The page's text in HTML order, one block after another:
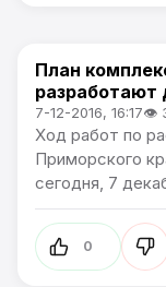
Новости
План
разработают
7-12-2016, 16:17👁
Ход работ по
Приморского
сегодня, 7
0